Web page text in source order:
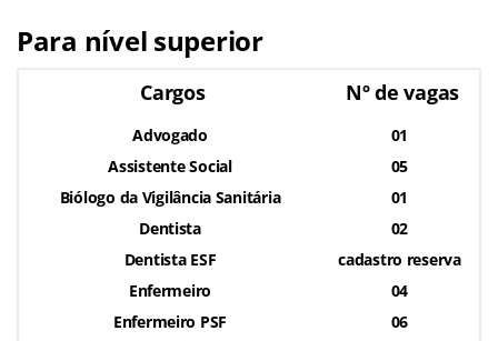
Para nível superior
Cargos Nº de vagas
Advogado
Assistente Social
Biólogo da Vigilância Sanitária
Dentista
Dentista ESF
Enfermeiro
Enfermeiro PSF
01
05
01
02
cadastro reserva
04
06